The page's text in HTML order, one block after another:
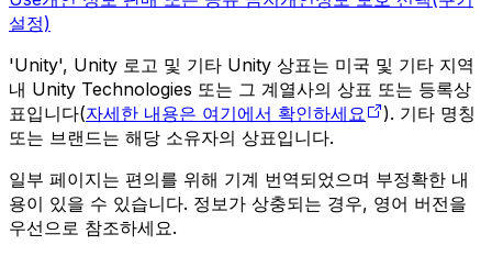
설정)
'Unity', Unity 로고 및 기타 Unity 상표는 미국 및 기타 지역
내 Unity Technologies 또는 그 계열사의 상표 또는 등록상
표입니다(자세한 내용은 여기에서 확인하세요
). 기타 명칭
또는 브랜드는 해당 소유자의 상표입니다.
일부 페이지는 편의를 위해 기계 번역되었으며 부정확한 내
용이 있을 수 있습니다. 정보가 상충되는 경우, 영어 버전을
우선으로 참조하세요.